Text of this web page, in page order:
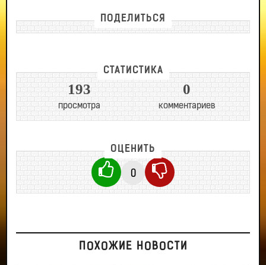
ПОДЕЛИТЬСЯ
СТАТИСТИКА
193
просмотра
0
комментариев
ОЦЕНИТЬ
0
ПОХОЖИЕ НОВОСТИ